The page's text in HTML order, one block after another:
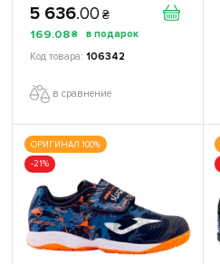
Продукция
5 636.00 ₴
169.08₴
106342
в сравнение
ОРИГИНАЛ 100%
-21%